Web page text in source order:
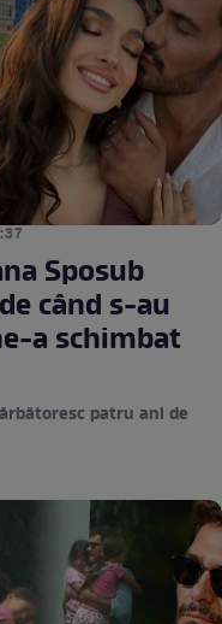
Sposub
când s-au
a schimbat
patru ani de